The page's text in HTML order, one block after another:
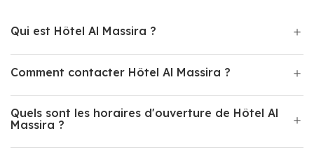
Qui est Hôtel Al Massira ?
Comment contacter Hôtel Al Massira ?
Quels sont les horaires d'ouverture de Hôtel Al
Massira ?